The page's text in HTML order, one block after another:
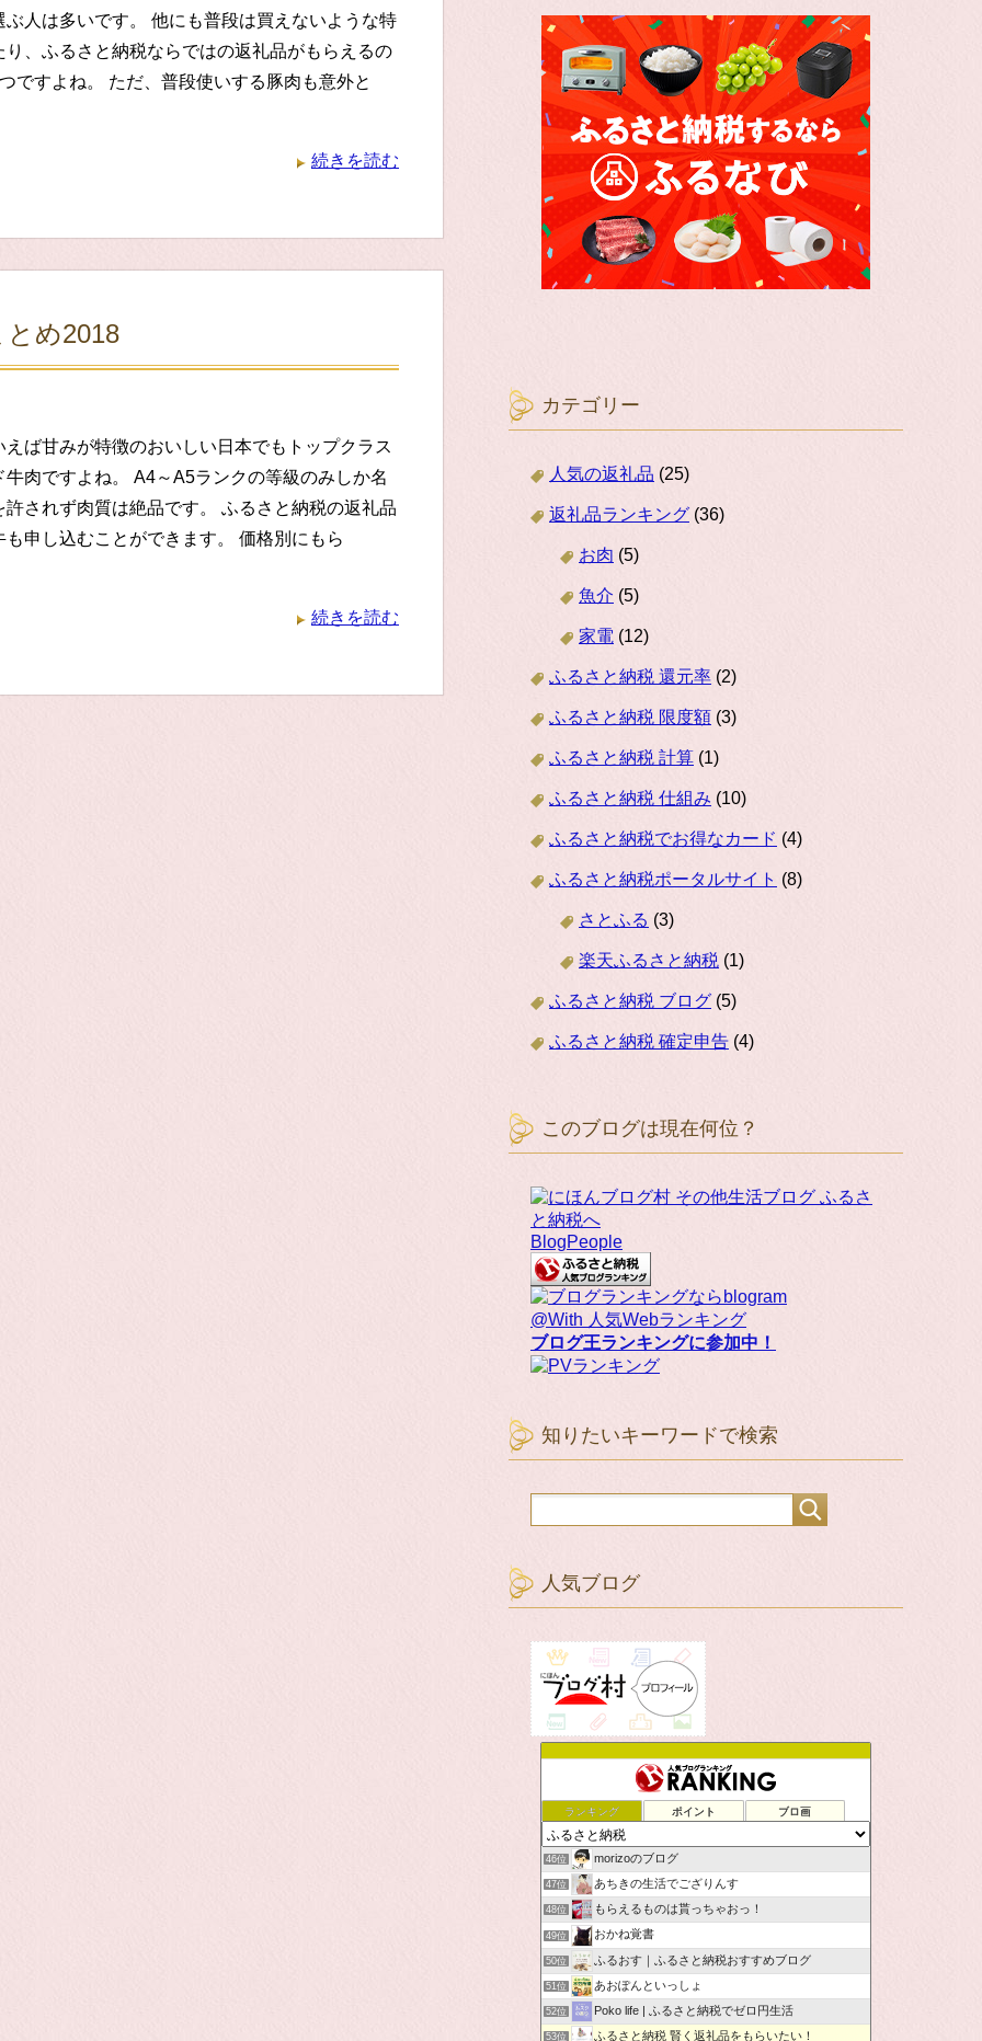
ぶ人は多いです。 他にも普段は買えないような特
り、ふるさと納税ならではの返礼品がもらえるの
ですよね。 ただ、普段使いする豚肉も意外と
続きを読む
め2018
えば甘みが特徴のおいしい日本でもトップクラス
牛肉ですよね。 A4～A5ランクの等級のみしか名
許されず肉質は絶品です。 ふるさと納税の返礼品
も申し込むことができます。 価格別にもら
続きを読む
カテゴリー
人気の返礼品 (25)
返礼品ランキング (36)
お肉 (5)
魚介 (5)
家電 (12)
ふるさと納税 還元率 (2)
ふるさと納税 限度額 (3)
ふるさと納税 計算 (1)
ふるさと納税 仕組み (10)
ふるさと納税でお得なカード (4)
ふるさと納税ポータルサイト (8)
さとふる (3)
楽天ふるさと納税 (1)
ふるさと納税 ブログ (5)
ふるさと納税 確定申告 (4)
このブログは現在何位？
BlogPeople
@With 人気Webランキング
ブログ王ランキングに参加中！
知りたいキーワードで検索
人気ブログ
ランキング ポイント ブロ画
46位 morizoのブログ
47位 あちきの生活でござりんす
48位 もらえるものは貰っちゃおっ！
49位 おかね覚書
50位 ふるおす｜ふるさと納税おすすめブログ
51位 あおぽんといっしょ
52位 Poko life | ふるさと納税でゼロ円生活
53位 ふるさと納税 賢く返礼品をもらいたい！